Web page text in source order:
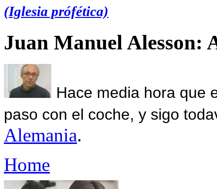
(Iglesia prófética)
Juan Manuel Alesson:
Hace media hora que
paso con el coche, y sigo
Alemania.
Home